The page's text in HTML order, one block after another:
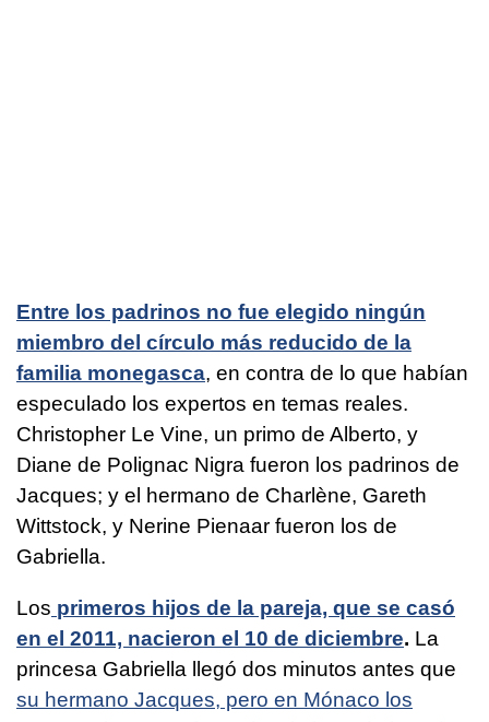
Entre los padrinos no fue elegido ningún
miembro del círculo más reducido de la
familia monegasca, en contra de lo que habían
especulado los expertos en temas reales.
Christopher Le Vine, un primo de Alberto, y
Diane de Polignac Nigra fueron los padrinos de
Jacques; y el hermano de Charlène, Gareth
Wittstock, y Nerine Pienaar fueron los de
Gabriella.
Los primeros hijos de la pareja, que se casó
en el 2011, nacieron el 10 de diciembre. La
princesa Gabriella llegó dos minutos antes que
su hermano Jacques, pero en Mónaco los